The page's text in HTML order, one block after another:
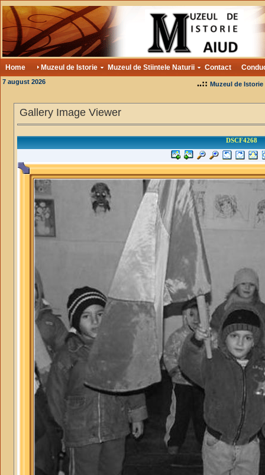
Home Muzeul de Istorie Muzeul de Stiintele Naturii Contact
7 august 2026 ..:: Muzeul de Istorie
Gallery Image Viewer
DSCF4268